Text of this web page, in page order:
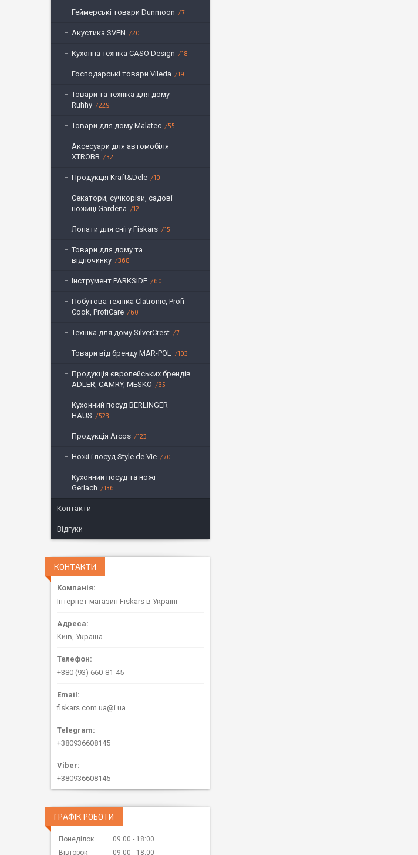
Геймерські товари Dunmoon 7
Акустика SVEN 20
Кухонна техніка CASO Design 18
Господарські товари Vileda 19
Товари та техніка для дому
Ruhhy
229
Товари для дому Malatec 55
Аксесуари для автомобіля
XTROBB
32
Продукція Kraft&Dele 10
Секатори, сучкорізи, садові
ножиці Gardena
12
Лопати для снігу Fiskars 15
Товари для дому та
відпочинку
368
Інструмент PARKSIDE 60
Побутова техніка Clatronic, Profi
Cook, ProfiCare
60
Техніка для дому SilverCrest 7
Товари від бренду MAR-POL 103
Продукція європейських брендів
ADLER, CAMRY, MESKO
35
Кухонний посуд BERLINGER
HAUS
523
Продукція Arcos 123
Ножі і посуд Style de Vie 70
Кухонний посуд та ножі
Gerlach
136
Контакти
Відгуки
КОНТАКТИ
Інтернет магазин Fiskars в Україні
Київ, Україна
+380 (93) 660-81-45
fiskars.com.ua@i.ua
+380936608145
+380936608145
ГРАФІК РОБОТИ
Понеділок 09:00
18:00
Вівторок
09:00 18:00